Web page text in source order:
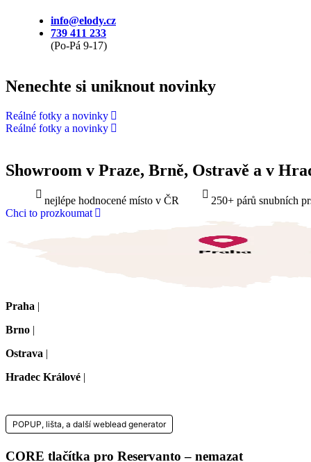
info@elody.cz
739 411 233
(Po-Pá 9-17)
Nenechte si uniknout novinky
Reálné fotky a novinky
Reálné fotky a novinky
Showroom v Praze, Brně, Ostravě a v
nejlépe hodnocené místo v ČR 250+ párů snubních
Chci to prozkoumat
Praha |
Brno |
Ostrava |
Hradec Králové |
POPUP, lišta, a další weblead generator
CORE tlačítka pro Reservanto – nemazat